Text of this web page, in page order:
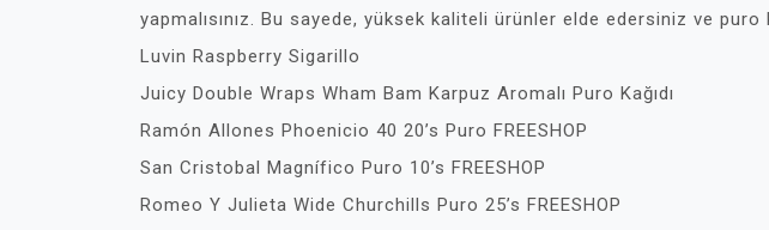
yapmalısınız. Bu sayede, yüksek kaliteli ürünler elde edersiniz ve
Luvin Raspberry Sigarillo
Juicy Double Wraps Wham Bam Karpuz Aromalı Puro Kağıdı
Ramón Allones Phoenicio 40 20’s Puro FREESHOP
San Cristobal Magnífico Puro 10’s FREESHOP
Romeo Y Julieta Wide Churchills Puro 25’s FREESHOP